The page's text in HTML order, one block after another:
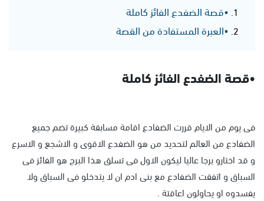
•قصة الضفدع الفائز كاملة
•العبرة المستفادة من القصة
•قصة الضفدع الفائز كاملة
فى يوم من الايام قررت الضفادع اقامة مسابقة كبيرة تضم جميع
الضفادع من العالم لتحديد من هو الضفدع الاقوى و الاشجع و الاسرع
و قد اختارو برجا عاليا ليكون الاول فى تسلق هذا البرج هو الفائز فى
السباق و اتفقت الضفادع مع بنى ادم ان لا يتدخلو فى السباق ولا
يفسدوه او يحاولون اعاقتة .